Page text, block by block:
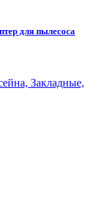
для пылесоса
Закладные,